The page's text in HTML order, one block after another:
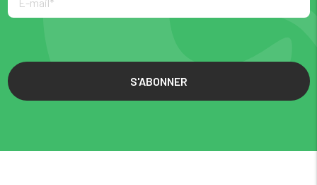
S'ABONNER